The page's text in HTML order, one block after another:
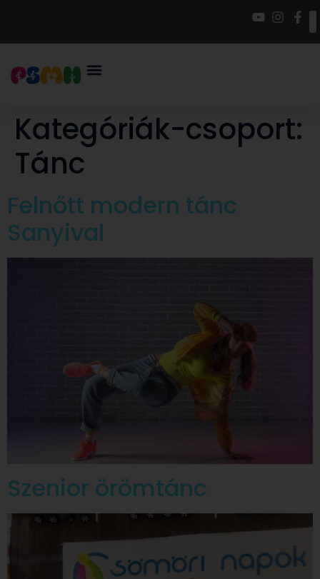
Kategóriák-csoport:
Tánc
Felnőtt modern tánc
Sanyival
Szenior örömtánc